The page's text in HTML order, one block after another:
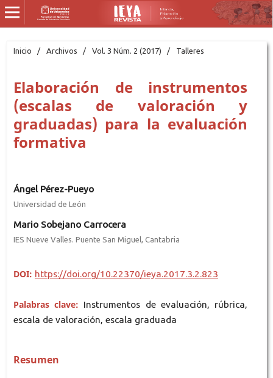
Inicio / Archivos / Vol. 3 Núm. 2 (2017) / Talleres
Elaboración de instrumentos
(escalas de valoración y
graduadas) para la evaluación
formativa
Ángel Pérez-Pueyo
Universidad de León
Mario Sobejano Carrocera
IES Nueve Valles. Puente San Miguel, Cantabria
DOI: https://doi.org/10.22370/ieya.2017.3.2.823
Palabras clave: Instrumentos de evaluación, rúbrica,
escala de valoración, escala graduada
Resumen